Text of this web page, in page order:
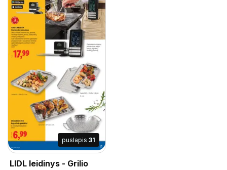
puslapis 31
LIDL leidinys - Grilio